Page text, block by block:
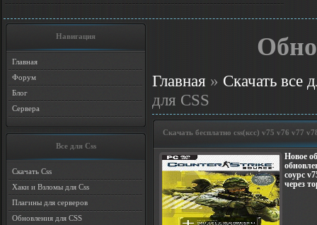
Навигация
Главная
Форум
Блог
Сервера
Все для Css
Скачать Css
Хаки и Взломы для Css
Плагины для серверов
Обновления для CSS
Главная » Скачать все
для CSS
Скачать бесплатно css(ксс) v75 v76 v77
Новое
соурс
через